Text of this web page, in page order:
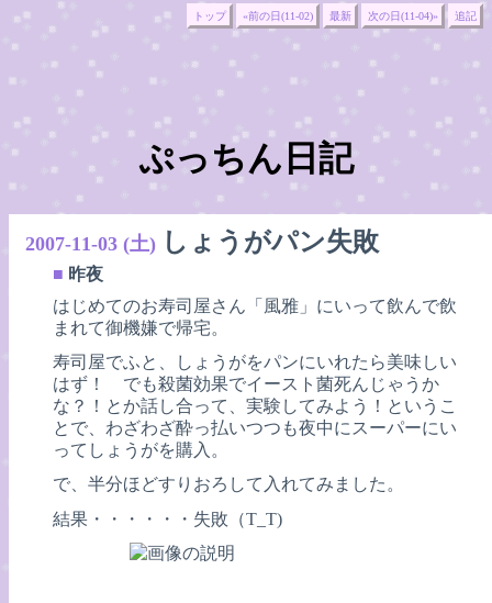
トップ «前の日(11-02) 最新 次の日(11-04)» 追記
ぷっちん日記
2007-11-03 (土) しょうがパン失敗
■ 昨夜
はじめてのお寿司屋さん「風雅」にいって飲んで飲
まれて御機嫌で帰宅。
寿司屋でふと、しょうがをパンにいれたら美味しい
はず！ でも殺菌効果でイースト菌死んじゃうか
な？！とか話し合って、実験してみよう！というこ
とで、わざわざ酔っ払いつつも夜中にスーパーにい
ってしょうがを購入。
で、半分ほどすりおろして入れてみました。
結果・・・・・・失敗（T_T)